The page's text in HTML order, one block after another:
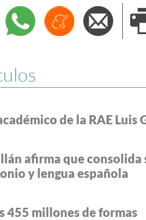
WhatsappMenéame
de la RAE Luis
afirma que consolida
y lengua española
455 millones de formas